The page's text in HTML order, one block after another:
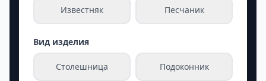
Известняк Песчаник
Вид изделия
Столешница Подоконник